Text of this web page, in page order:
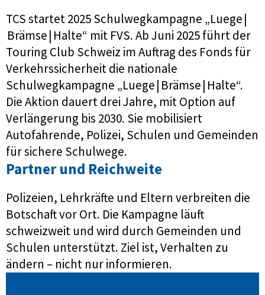
TCS startet 2025 Schulwegkampagne „Luege |
Brämse | Halte“ mit FVS. Ab Juni 2025 führt der
Touring Club Schweiz im Auftrag des Fonds für
Verkehrssicherheit die nationale
Schulwegkampagne „Luege | Brämse | Halte“.
Die Aktion dauert drei Jahre, mit Option auf
Verlängerung bis 2030. Sie mobilisiert
Autofahrende, Polizei, Schulen und Gemeinden
für sichere Schulwege.
Partner und Reichweite
Polizeien, Lehrkräfte und Eltern verbreiten die
Botschaft vor Ort. Die Kampagne läuft
schweizweit und wird durch Gemeinden und
Schulen unterstützt. Ziel ist, Verhalten zu
ändern – nicht nur informieren.